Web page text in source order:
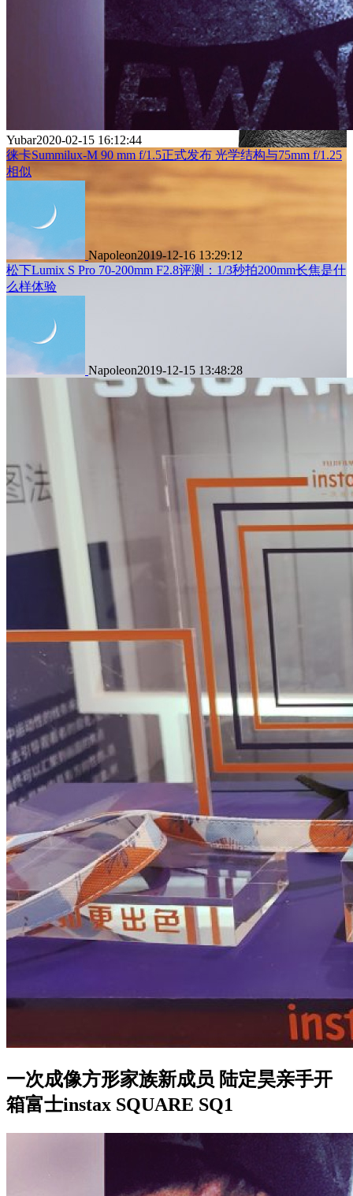
Yubar2020-02-15 16:12:44
徕卡Summilux-M 90 mm f/1.5正式发布 光学结构与75mm f/1.25
相似
Napoleon2019-12-16 13:29:12
松下Lumix S Pro 70-200mm F2.8评测：1/3秒拍200mm长焦是什
么样体验
Napoleon2019-12-15 13:48:28
一次成像方形家族新成员 陆定昊亲手开
箱富士instax SQUARE SQ1